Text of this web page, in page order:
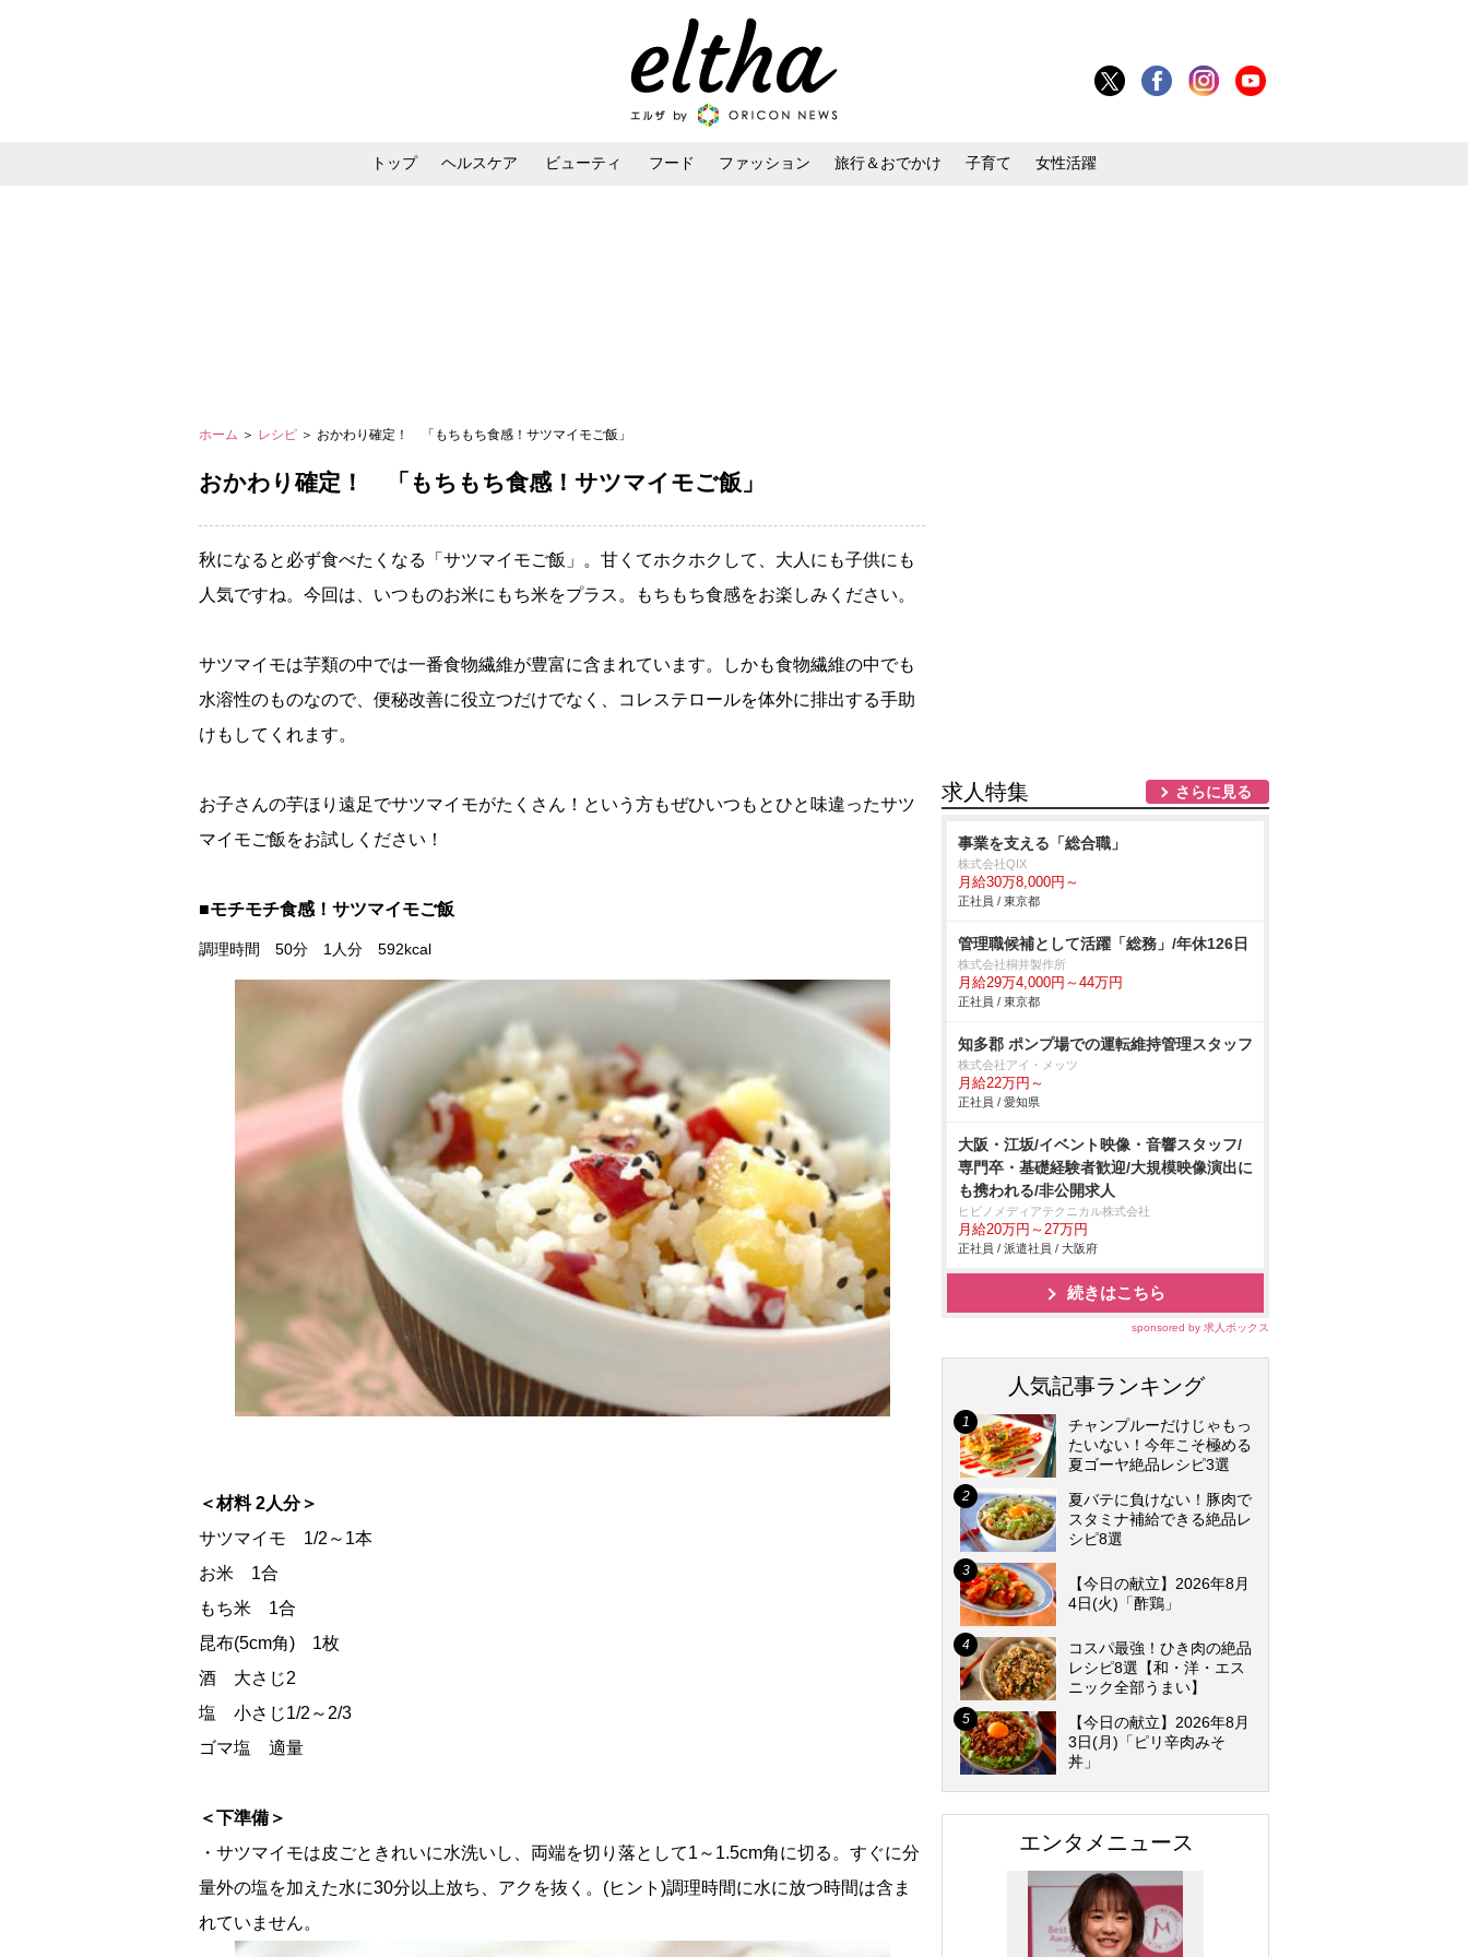
トップ ヘルスケア ビューティ フード ファッション 旅行＆おでかけ 子育て 女性活躍
ホーム ＞ レシピ ＞ おかわり確定！ 「もちもち食感！サツマイモご飯」
おかわり確定！ 「もちもち食感！サツマイモご飯」
秋になると必ず食べたくなる「サツマイモご飯」。甘くてホクホクして、大人にも子供にも
人気ですね。今回は、いつものお米にもち米をプラス。もちもち食感をお楽しみください。
サツマイモは芋類の中では一番食物繊維が豊富に含まれています。しかも食物繊維の中でも
水溶性のものなので、便秘改善に役立つだけでなく、コレステロールを体外に排出する手助
けもしてくれます。
お子さんの芋ほり遠足でサツマイモがたくさん！という方もぜひいつもとひと味違ったサツ
マイモご飯をお試しください！
■モチモチ食感！サツマイモご飯
調理時間 50分 1人分 592kcal
＜材料 2人分＞
サツマイモ 1/2～1本
お米 1合
もち米 1合
昆布(5cm角) 1枚
酒 大さじ2
塩 小さじ1/2～2/3
ゴマ塩 適量
＜下準備＞
・サツマイモは皮ごときれいに水洗いし、両端を切り落として1～1.5cm角に切る。すぐに分
量外の塩を加えた水に30分以上放ち、アクを抜く。(ヒント)調理時間に水に放つ時間は含ま
れていません。
求人特集 さらに見る
事業を支える「総合職」
株式会社QIX
月給30万8,000円～
正社員 / 東京都
管理職候補として活躍「総務」/年休126日
株式会社桐井製作所
月給29万4,000円～44万円
正社員 / 東京都
知多郡 ポンプ場での運転維持管理スタッフ
株式会社アイ・メッツ
月給22万円～
正社員 / 愛知県
大阪・江坂/イベント映像・音響スタッフ/
専門卒・基礎経験者歓迎/大規模映像演出に
も携われる/非公開求人
ヒビノメディアテクニカル株式会社
月給20万円～27万円
正社員 / 派遣社員 / 大阪府
続きはこちら
sponsored by 求人ボックス
人気記事ランキング
チャンプルーだけじゃもっ
たいない！今年こそ極める
夏ゴーヤ絶品レシピ3選
夏バテに負けない！豚肉で
スタミナ補給できる絶品レ
シピ8選
【今日の献立】2026年8月
4日(火)「酢鶏」
コスパ最強！ひき肉の絶品
レシピ8選【和・洋・エス
ニック全部うまい】
【今日の献立】2026年8月
3日(月)「ピリ辛肉みそ
丼」
エンタメニュース